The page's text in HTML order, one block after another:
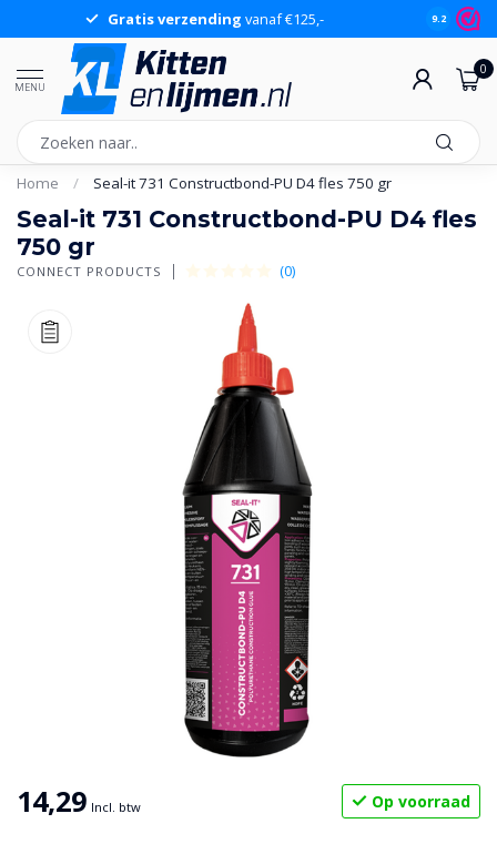
Gratis verzending vanaf €125,- 9.2
MENU
0
Home / Seal-it 731 Constructbond-PU D4 fles 750 gr
Seal-it 731 Constructbond-PU D4 fles
750 gr
CONNECT PRODUCTS (0)
14,29 Incl. btw Op voorraad